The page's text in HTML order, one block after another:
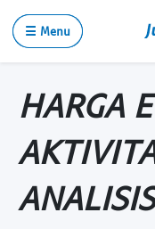
☰ Menu
HARGA